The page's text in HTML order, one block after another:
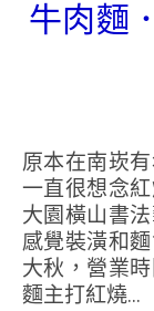
牛肉麵
原本在南崁有名的老大秋牛肉麵老闆退休之後，
一直很想念
大園橫山書
感覺裝潢和
大秋，營業
麵主打紅燒...